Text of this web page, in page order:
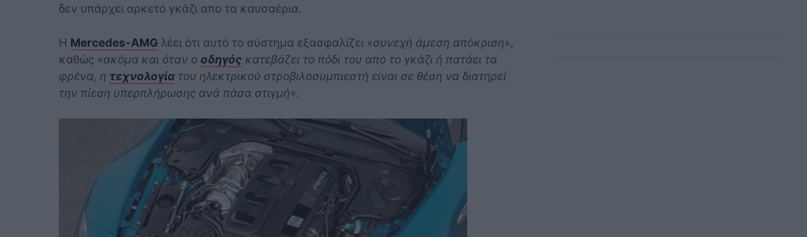
δεν υπάρχει αρκετό γκάζι απο τα καυσαέρια.
Η Mercedes-AMG λέει ότι αυτό το σύστημα εξασφαλίζει «συνεχή άμεση απόκριση»,
καθώς «ακόμα και όταν ο οδηγός κατεβάζει το πόδι του από το γκάζι ή πατάει τα
φρένα, η τεχνολογίατου ηλεκτρικού στροβιλοσυμπιεστή είναι σε θέση να διατηρεί
την πίεση υπερπλήρωσης ανά πάσα στιγμή».